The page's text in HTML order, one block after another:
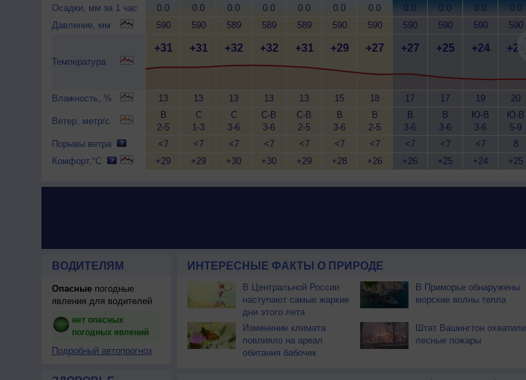
Осадки, мм за 1 час
Давление, мм
Температура
Влажность, %
Ветер, метр/с
Порывы ветра
Комфорт,°C
0.0
590
+31
13
В
2-5
<7
+29
0.0
590
+31
13
С
1-3
<7
+29
0.0
589
+32
13
С
3-6
<7
+30
0.0
589
+32
13
С-В
3-6
<7
+30
0.0
589
+31
13
С-В
2-5
<7
+29
0.0
590
+29
15
В
3-6
<7
+28
0.0
590
+27
18
В
2-5
<7
+26
0.0
590
+27
17
В
3-6
<7
+26
0.0
590
+25
17
В
3-6
<7
+25
0.0
590
+24
19
Ю-В
3-6
<7
+24
0.0
590
+24
20
Ю-В
5-9
8
+25
ВОДИТЕЛЯМ
Опасныепогодные
явления для водителей
нет опасных
погодных явлений
Подробный автопрогноз
ИНТЕРЕСНЫЕ ФАКТЫ О ПРИРОДЕ
В Центральной России
наступают самые жаркие
дни этого лета
В Приморье обнаружены
морские волны тепла
Изменение климата
повлияло на ареал
обитания бабочек
Штат Вашингтон охватили
лесные пожары